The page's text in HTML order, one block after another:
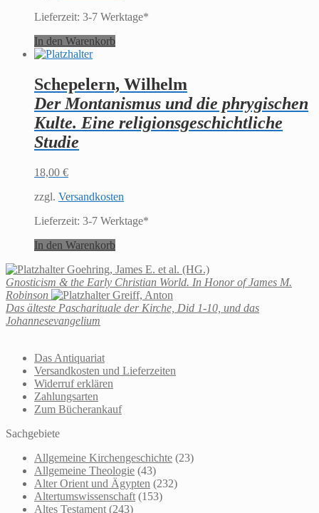
amplissimus
Menge
Lieferzeit: 3-7 Werktage*
In den Warenkorb
Schepelern, Wilhelm
Der Montanismus und die phrygischen
Kulte. Eine religionsgeschichtliche
Studie
18,00 €
zzgl. Versandkosten
Lieferzeit: 3-7 Werktage*
In den Warenkorb
Goehring, James E. et al. (HG.)
Gnosticism & the Early Christian World. In Honor of James M.
Robinson
Greiff, Anton
Das älteste Pascharituale der Kirche, Did 1-10, und das
Johannesevangelium
Das Antiquariat
Versandkosten und Lieferzeiten
Widerruf erklären
Zahlungsarten
Zum Bücherankauf
Sachgebiete
Allgemeine Kirchengeschichte (23)
Allgemeine Theologie (43)
Alter Orient und Ägypten (232)
Altertumswissenschaft (153)
Altes Testament (243)